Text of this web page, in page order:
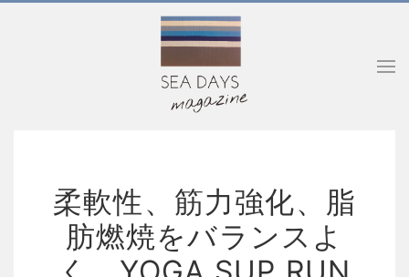
柔軟性、筋力強化、脂
肪燃焼をバランスよ